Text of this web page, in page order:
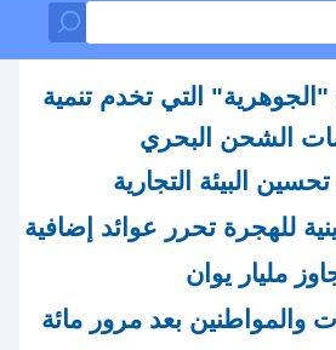
"الجوهرية" التي تخدم تنمية
الشحن البحري
البيئة التجارية
للهجرة تحرر عوائد إضافية
مليار يوان
والمواطنين بعد مرور مائة